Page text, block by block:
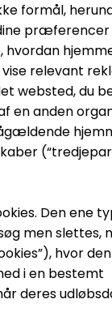
formål,
præferencer
hvordan
relevant
websted, du
en anden
Den ene
men slettes,
hvor
i en bestemt
deres